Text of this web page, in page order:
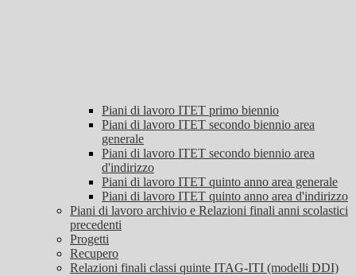
Piani di lavoro ITET primo biennio
Piani di lavoro ITET secondo biennio area
generale
Piani di lavoro ITET secondo biennio area
d'indirizzo
Piani di lavoro ITET quinto anno area generale
Piani di lavoro ITET quinto anno area d'indirizzo
Piani di lavoro archivio e Relazioni finali anni scolastici
precedenti
Progetti
Recupero
Relazioni finali classi quinte ITAG-ITI (modelli DDI)